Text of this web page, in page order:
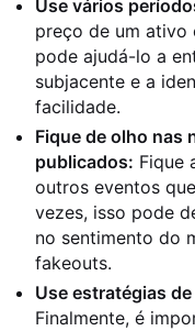
Use vários
preço de um ativo
pode ajudá-lo a
subjacente e a
facilidade.
Fique de olho nas
publicados: Fique
outros eventos
vezes, isso pode
no sentimento do
fakeouts.
Use estratégias
Finalmente, é